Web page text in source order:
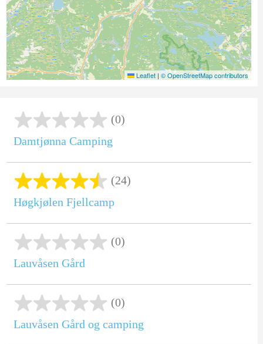
Leaflet | © OpenStreetMap contributors
(0)
Damtjønna Camping
(24)
Høgkjølen Fjellcamp
(0)
Lauvåsen Gård
(0)
Lauvåsen Gård og camping